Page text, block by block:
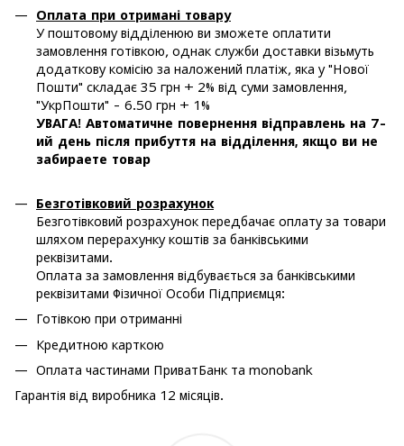
Оплата при отримані товару
У поштовому відділенюю ви зможете оплатити
замовлення готівкою, однак служби доставки візьмуть
додаткову комісію за наложений платіж, яка у "Нової
Пошти" складає 35 грн + 2% від суми замовлення,
"УкрПошти" - 6.50 грн + 1%
УВАГА! Автоматичне повернення відправлень на 7-
ий день після прибуття на відділення, якщо ви не
забираете товар
Безготівковий розрахунок
Безготівковий розрахунок передбачає оплату за товари
шляхом перерахунку коштів за банківськими
реквізитами.
Оплата за замовлення відбувається за банківськими
реквізитами Фізичної Особи Підприємця:
Готівкою при отриманні
Кредитною карткою
Оплата частинами ПриватБанк та monobank
Гарантія від виробника 12 місяців.